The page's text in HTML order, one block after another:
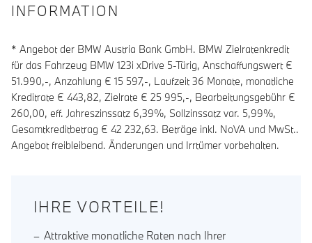
INFORMATION
* Angebot der BMW Austria Bank GmbH. BMW Zielratenkredit
für das Fahrzeug BMW 123i xDrive 5-Türig, Anschaffungswert €
51.990,-, Anzahlung € 15 597,-, Laufzeit36 Monate, monatliche
Kreditrate € 443,82, Zielrate € 25 995,-, Bearbeitungsgebühr €
260,00, eff. Jahreszinssatz 6,39%, Sollzinssatz var. 5,99%,
Gesamtkreditbetrag € 42 232,63. Beträge inkl. NoVA und MwSt..
Angebot freibleibend. Änderungen und Irrtümer vorbehalten.
IHRE VORTEILE!
Attraktive monatliche Raten nach Ihrer